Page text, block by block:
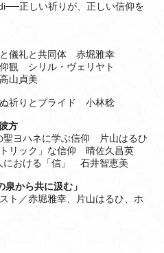
正しい祈りが、正しい信仰を
儀礼と共同体 赤堀雅幸
観 シリル・ヴェリヤト
山貞美
ぬ祈りとプライド 小林稔
方
ヨハネに学ぶ信仰 片山はるひ
リック」な信仰 晴佐久昌英
おける「信」 石井智恵美
から共に汲む」
／赤堀雅幸、片山はるひ、ホ